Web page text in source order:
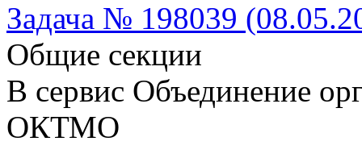
Задача № 198039
Общие секции
В сервис Объединение
ОКТМО